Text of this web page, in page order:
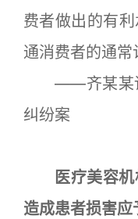
费者做出的有
通消费者的通常
——齐某某诉
纠纷案
医疗美容机
造成患者损害应